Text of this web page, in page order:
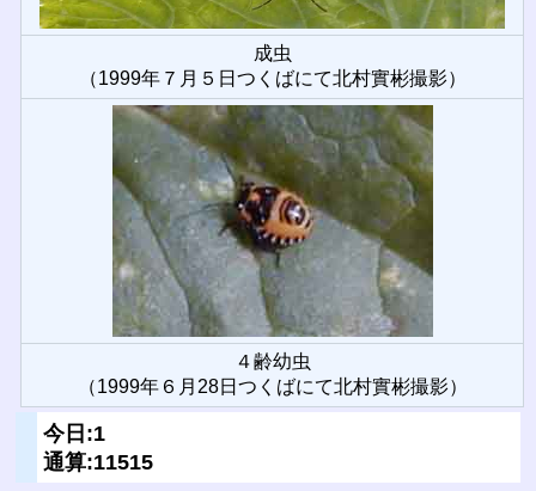
成虫
（1999年７月５日つくばにて北村實彬撮影）
４齢幼虫
（1999年６月28日つくばにて北村實彬撮影）
今日:1
通算:11515